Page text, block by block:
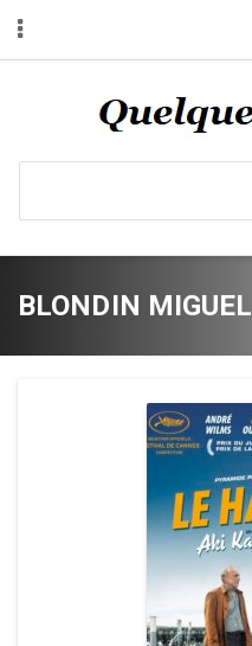
BLONDIN MIGUEL